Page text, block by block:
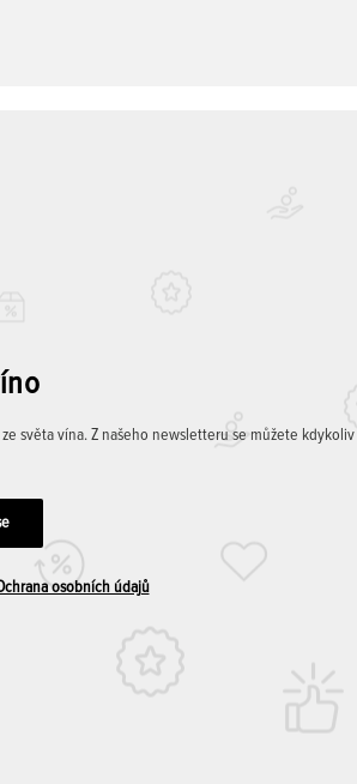
světa vína. Z našeho newsletteru se můžete kdykoliv
osobních údajů